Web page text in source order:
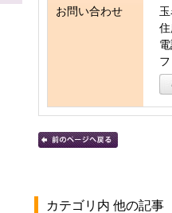
お問い合わせ
カテゴリ内 他の記事